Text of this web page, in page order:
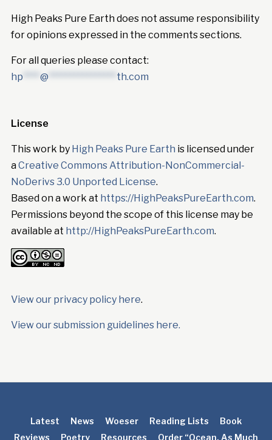
High Peaks Pure Earth does not assume responsibility
for opinions expressed in the comments sections.
For all queries please contact:
hp **** @ **************** th.com
License
This work by High Peaks Pure Earth is licensed under
aCreative Commons Attribution-NonCommercial-
NoDerivs 3.0 Unported License.
Based on a work at https://HighPeaksPureEarth.com.
Permissions beyond the scope of this license may be
available at http://HighPeaksPureEarth.com.
View our privacy policy here.
View our submission guidelines here.
Latest News Woeser Reading Lists
Book
Reviews
Poetry Resources Order “Ocean, As Much